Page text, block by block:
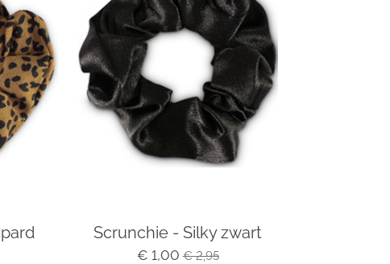
Scrunchie - Silky zwart
€ 1,00 € 2,95